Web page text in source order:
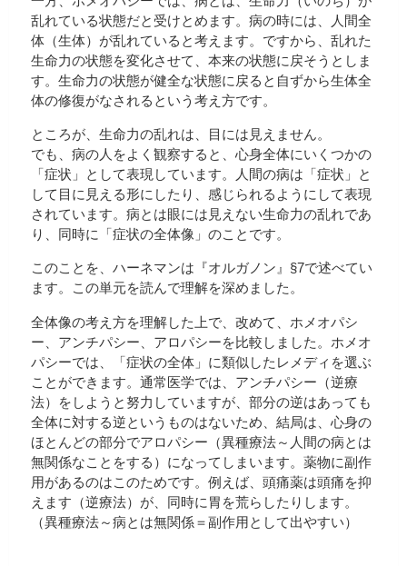
乱れている状態だと受けとめます。病の時には、人間全
体（生体）が乱れていると考えます。ですから、乱れた
生命力の状態を変化させて、本来の状態に戻そうとしま
す。生命力の状態が健全な状態に戻ると自ずから生体全
体の修復がなされるという考え方です。
ところが、生命力の乱れは、目には見えません。
でも、病の人をよく観察すると、心身全体にいくつかの
「症状」として表現しています。人間の病は「症状」と
して目に見える形にしたり、感じられるようにして表現
されています。病とは眼には見えない生命力の乱れであ
り、同時に「症状の全体像」のことです。
このことを、ハーネマンは『オルガノン』§7で述べてい
ます。この単元を読んで理解を深めました。
全体像の考え方を理解した上で、改めて、ホメオパシ
ー、アンチパシー、アロパシーを比較しました。ホメオ
パシーでは、「症状の全体」に類似したレメディを選ぶ
ことができます。通常医学では、アンチパシー（逆療
法）をしようと努力していますが、部分の逆はあっても
全体に対する逆というものはないため、結局は、心身の
ほとんどの部分でアロパシー（異種療法～人間の病とは
無関係なことをする）になってしまいます。薬物に副作
用があるのはこのためです。例えば、頭痛薬は頭痛を抑
えます（逆療法）が、同時に胃を荒らしたりします。
（異種療法～病とは無関係＝副作用として出やすい）